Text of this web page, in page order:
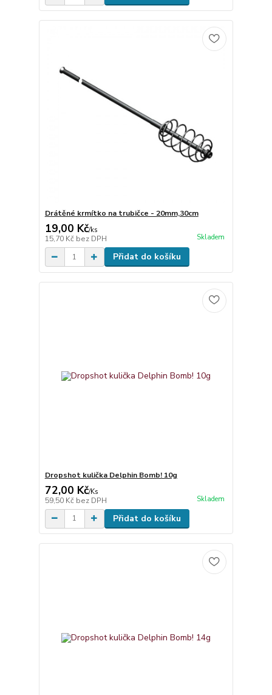
Drátěné krmítko na trubičce - 20mm,30cm
19,00 Kč/ks
15,70 Kč bez DPH Skladem
Přidat do košíku
Dropshot kulička Delphin Bomb! 10g
72,00 Kč/Ks
59,50 Kč bez DPH Skladem
Přidat do košíku